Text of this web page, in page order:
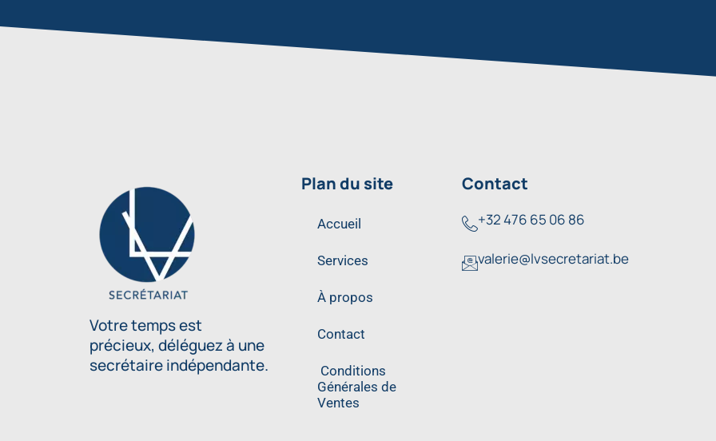
Votre temps est
précieux, déléguez à une
secrétaire indépendante.
Plan du site
Accueil
Services
À propos
Contact
Conditions
Générales de
Ventes
Contact
+32 476 65 06 86
valerie@lvsecretariat.be